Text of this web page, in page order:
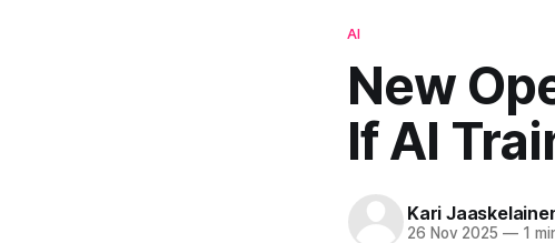
AI
New
If AI
Kari
26 Nov 2025 —1